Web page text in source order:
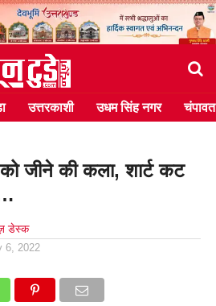
उत्तरकाशी उधम सिंह नगर चंपावत
जीने की कला, शार्ट कट
डेस्क
6, 2022